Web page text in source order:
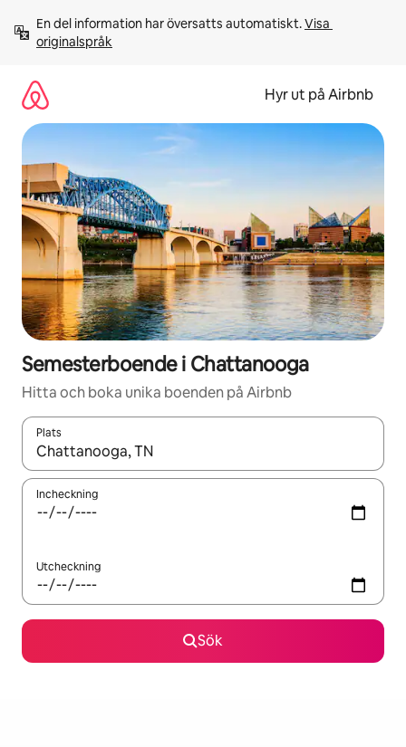
innehåll
En del information har översatts automatiskt. Visa
originalspråk
Hyr ut på Airbnb
Semesterboende i Chattanooga
Hitta och boka unika boenden på Airbnb
Plats
När resultaten är tillgängliga kan du navigera med upp- och
Incheckning
Utcheckning
Sök